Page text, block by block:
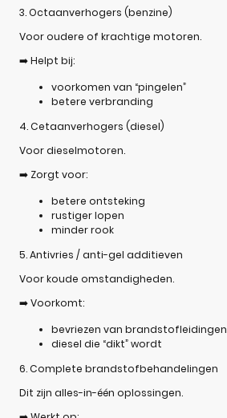
3. Octaanverhogers (benzine)
Voor oudere of krachtige motoren.
➡️ Helpt bij:
voorkomen van “pingelen”
betere verbranding
4. Cetaanverhogers (diesel)
Voor dieselmotoren.
➡️ Zorgt voor:
betere ontsteking
rustiger lopen
minder rook
5. Antivries / anti-gel additieven
Voor koude omstandigheden.
➡️ Voorkomt:
bevriezen van brandstofleidingen
diesel die “dikt” wordt
6. Complete brandstofbehandelingen
Dit zijn alles-in-één oplossingen.